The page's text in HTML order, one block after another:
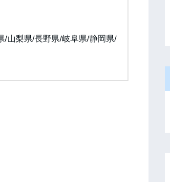
/山梨県/長野県/岐阜県/静岡県/